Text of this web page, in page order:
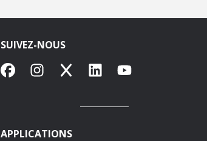
SUIVEZ-NOUS
FacebookInstagram
X LinkedInYouTube
APPLICATIONS